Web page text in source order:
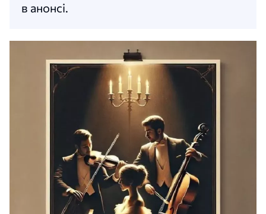
в анонсі.